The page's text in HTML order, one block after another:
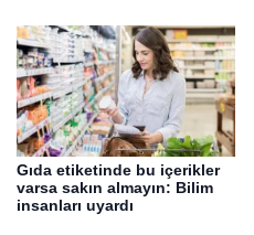
Gıda etiketinde bu içerikler
varsa sakın almayın: Bilim
insanları uyardı